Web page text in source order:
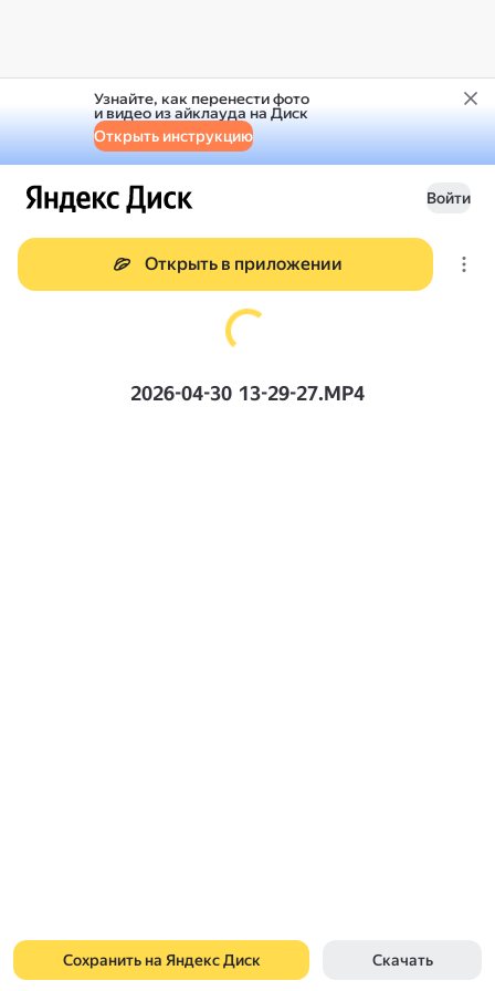
Узнайте, как перенести фото
и видео из айклауда на Диск
Открыть инструкцию
Войти
Открыть в приложении
2026-04-30 13-29-27.MP4
Сохранить на Яндекс Диск Скачать